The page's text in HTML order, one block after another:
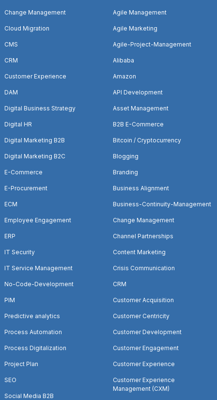
Change Management
Cloud Migration
CMS
CRM
Customer Experience
DAM
Digital Business Strategy
Digital HR
Digital Marketing B2B
Digital Marketing B2C
E-Commerce
E-Procurement
ECM
Employee Engagement
ERP
IT Security
IT Service Management
No-Code-Development
PIM
Predictive analytics
Process Automation
Process Digitalization
Project Plan
SEO
Social Media B2B
Agile Management
Agile Marketing
Agile-Project-Management
Alibaba
Amazon
API Development
Asset Management
B2B E-Commerce
Bitcoin / Cryptocurrency
Blogging
Branding
Business Alignment
Business-Continuity-Management
Change Management
Channel Partnerships
Content Marketing
Crisis Communication
CRM
Customer Acquisition
Customer Centricity
Customer Development
Customer Engagement
Customer Experience
Customer Experience
Management (CXM)